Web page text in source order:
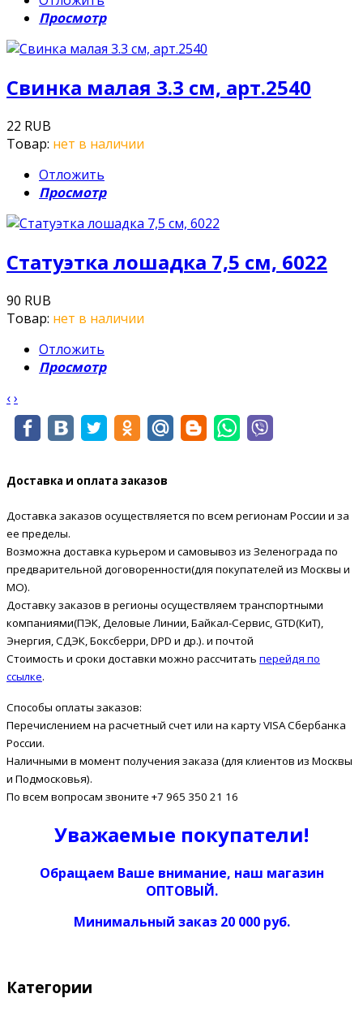
Просмотр
Свинка малая 3.3 см, арт.2540
22 RUB
Товар: нет в наличии
Отложить
Просмотр
Статуэтка лошадка 7,5 см, 6022
90 RUB
Товар: нет в наличии
Отложить
Просмотр
‹›
Доставка и оплата заказов
Доставка заказов осуществляется по всем регионам России и за
ее пределы.
Возможна доставка курьером и самовывоз из Зеленограда по
предварительной договоренности(для покупателей из Москвы и
МО).
Доставку заказов в регионы осуществляем транспортными
компаниями(ПЭК, Деловые Линии, Байкал-Сервис, GTD(КиТ),
Энергия, СДЭК, Боксберри, DPD и др.). и почтой
Стоимость и сроки доставки можно рассчитать перейдя по
ссылке.
Способы оплаты заказов:
Перечислением на расчетный счет или на карту VISA Сбербанка
России.
Наличными в момент получения заказа (для клиентов из Москвы
и Подмосковья).
По всем вопросам звоните +7 965 350 21 16
Уважаемые покупатели!
Обращаем Ваше внимание, наш магазин
ОПТОВЫЙ.
Минимальный заказ 20 000 руб.
Категории